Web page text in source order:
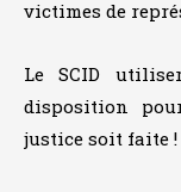
victimes de
Le SCID
disposition
justice soit faite !